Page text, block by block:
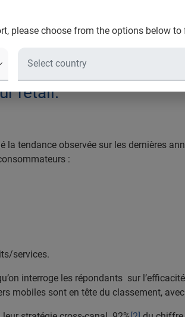
please choose from the options below to
Services, leader
nouveau livre
retail.
tendance observée sur les dernières
:
services.
interroge les répondants sur
mobiles sont en tête du classement,